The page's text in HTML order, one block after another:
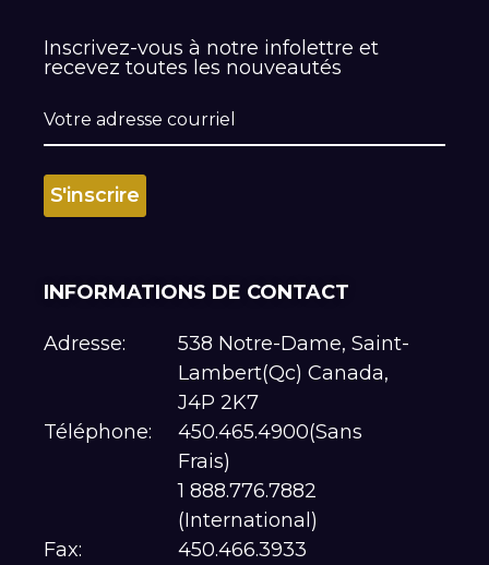
Inscrivez-vous à notre infolettre et
recevez toutes les nouveautés
INFORMATIONS DE CONTACT
Adresse:
538 Notre-Dame, Saint-
Lambert(Qc) Canada,
J4P 2K7
Téléphone:
450.465.4900(Sans
Frais)
1 888.776.7882
(International)
Fax:
450.466.3933